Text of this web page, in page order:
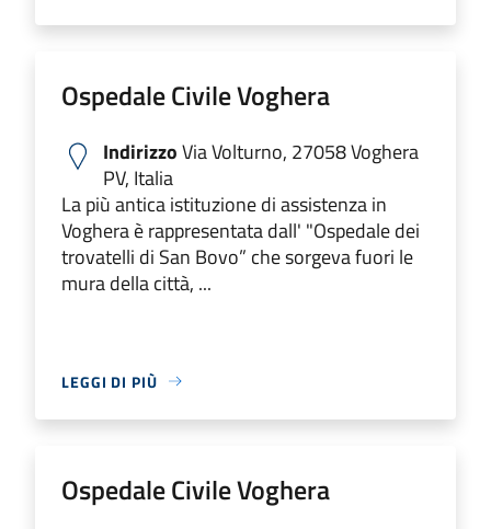
Ospedale Civile Voghera
IndirizzoVia Volturno, 27058 Voghera
PV, Italia
La più antica istituzione di assistenza in
Voghera è rappresentata dall' "Ospedale dei
trovatelli di San Bovo” che sorgeva fuori le
mura della città, ...
LEGGI DI PIÙ
Ospedale Civile Voghera